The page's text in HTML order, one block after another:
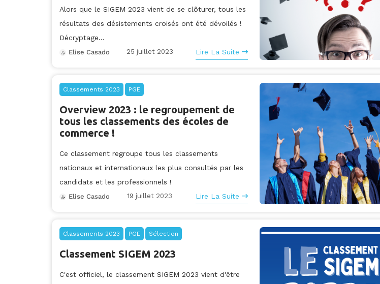
Alors que le SIGEM 2023 vient de se clôturer, tous les
résultats des désistements croisés ont été dévoilés !
Décryptage...
Elise Casado 25 juillet 2023 Lire La Suite
Classements 2023 PGE
Overview 2023 : le regroupement de
tous les classements des écoles de
commerce !
Ce classement regroupe tous les classements
nationaux et internationaux les plus consultés par les
candidats et les professionnels !
Elise Casado 19 juillet 2023 Lire La Suite
Classements 2023 PGE Sélection
Classement SIGEM 2023
C'est officiel, le classement SIGEM 2023 vient d'être